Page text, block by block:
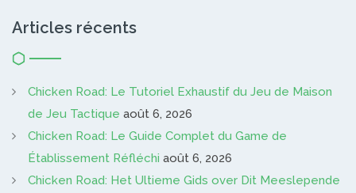
Articles récents
Chicken Road: Le Tutoriel Exhaustif du Jeu de Maison
de Jeu Tactique août 6, 2026
Chicken Road: Le Guide Complet du Game de
Établissement Réfléchi août 6, 2026
Chicken Road: Het Ultieme Gids over Dit Meeslepende